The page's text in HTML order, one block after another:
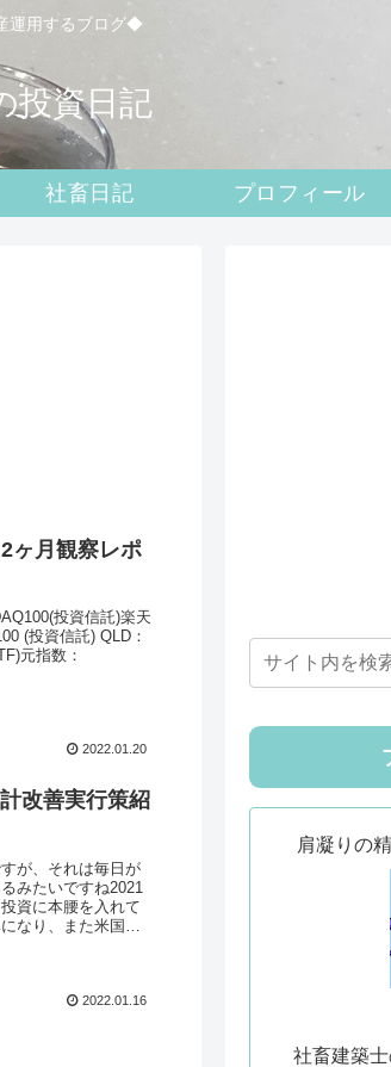
運用するブログ◆
投資日記
社畜日記 プロフィール
ヶ月観察レポ
投資信託)楽天
(投資信託) QLD：
元指数：
2022.01.20
改善実行策紹
が、それは毎日が
みたいですね2021
資に本腰を入れて
なり、また米国の
2022.01.16
肩凝りの
社畜建築